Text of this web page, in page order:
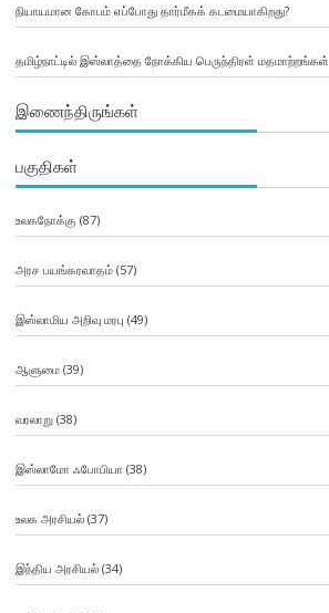
நியாயமான கோபம் எப்போது தார்மீகக் கடமையாகிறது?
தமிழ்நாட்டில் இஸ்லாத்தை நோக்கிய பெருந்திரள் மதமாற்றங்கள்
இணைந்திருங்கள்
பகுதிகள்
உலகநோக்கு (87)
அரச பயங்கரவாதம்(57)
இஸ்லாமிய அறிவு மரபு (49)
ஆளுமை(39)
வரலாறு(38)
இஸ்லாமோ ஃபோபியா (38)
உலக அரசியல்(37)
இந்திய அரசியல்(34)